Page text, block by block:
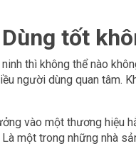
tốt
thì không thể nào
người dùng quan tâm.
vào một thương hiệu
một trong những nhà